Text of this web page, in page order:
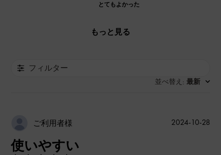
とてもよかった
もっと見る
フィルター
並べ替え : 最新
ご利用者様
使いやすい
公
2024-10-28